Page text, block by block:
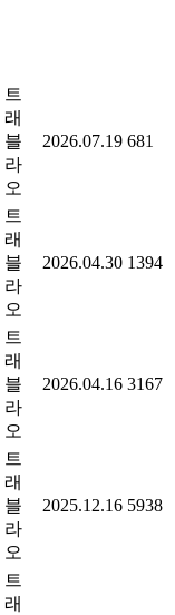
트
래
블
라
오
2026.07.19 681
트
래
블
라
오
2026.04.30 1394
트
래
블
라
오
2026.04.16 3167
트
래
블
라
오
2025.12.16 5938
트
래